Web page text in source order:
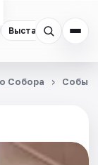
Выставки
Собора